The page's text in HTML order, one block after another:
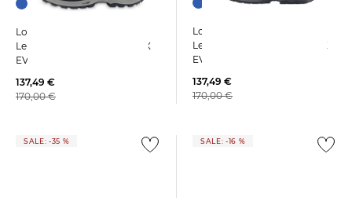
+3
Lowa | Damen
Leichtwanderschuhe INNOX
EVO II GTX W
137,49 €
170,00 €
Lowa | Damen
Leichtwanderschuhe INNOX
EVO II GTX W
137,49 €
170,00 €
SALE: -35 % SALE: -16 %